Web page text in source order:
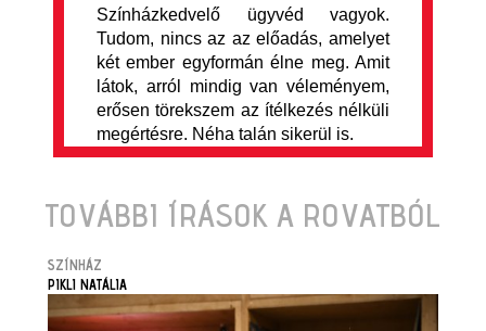
Színházkedvelő ügyvéd vagyok.
Tudom, nincs az az előadás, amelyet
két ember egyformán élne meg. Amit
látok, arról mindig van véleményem,
erősen törekszem az ítélkezés nélküli
megértésre. Néha talán sikerül is.
TOVÁBBI ÍRÁSOK A ROVATBÓL
SZÍNHÁZ
PIKLI NATÁLIA